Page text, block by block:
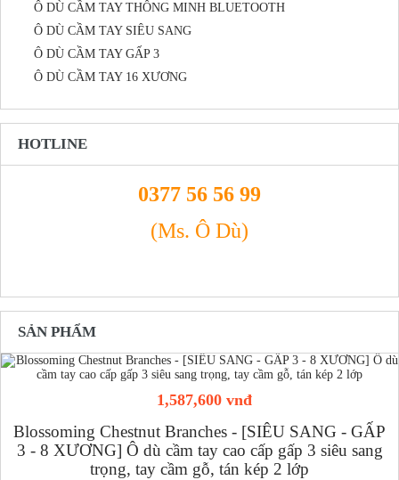
Ô DÙ CẦM TAY THÔNG MINH BLUETOOTH
Ô DÙ CẦM TAY SIÊU SANG
Ô DÙ CẦM TAY GẤP 3
Ô DÙ CẦM TAY 16 XƯƠNG
HOTLINE
0377 56 56 99
(Ms. Ô Dù)
SẢN PHẨM
1,587,600 vnđ
Blossoming Chestnut Branches - [SIÊU SANG - GẤP
3 - 8 XƯƠNG] Ô dù cầm tay cao cấp gấp 3 siêu sang
trọng, tay cầm gỗ, tán kép 2 lớp